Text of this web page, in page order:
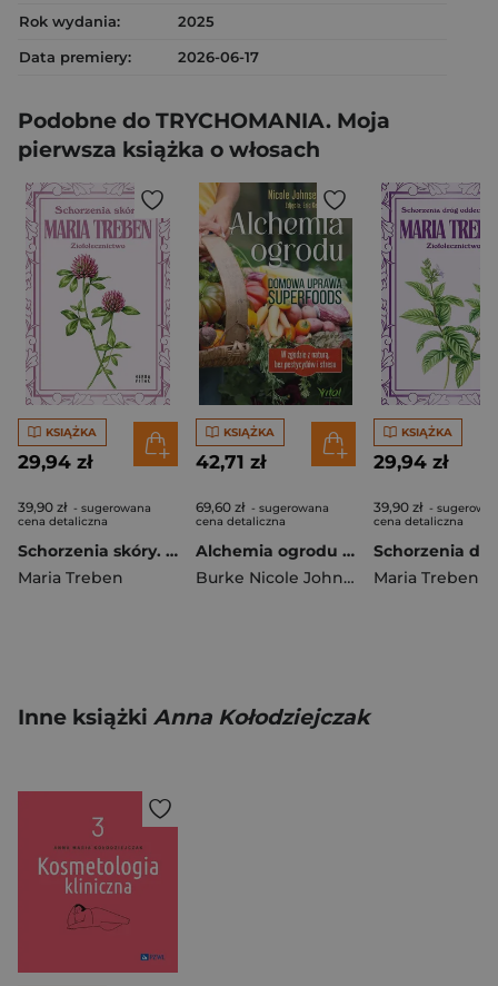
Rok wydania:
2025
Data premiery:
2026-06-17
Podobne do TRYCHOMANIA. Moja
pierwsza książka o włosach
KSIĄŻKA
29,94 zł
39,90 zł - sugerowana
cena detaliczna
Schorzenia skóry. Ziołolecznictwo
Maria Treben
KSIĄŻKA
42,71 zł
69,60 zł - sugerowana
cena detaliczna
Alchemia ogrodu – domowa uprawa superfoods. W zgodzie z naturą, bez pestycydów i stresu
Burke Nicole Johnsey
KSIĄŻKA
29,94 zł
39,90 zł -
cena detaliczna
Maria Treben
Inne książki Anna Kołodziejczak